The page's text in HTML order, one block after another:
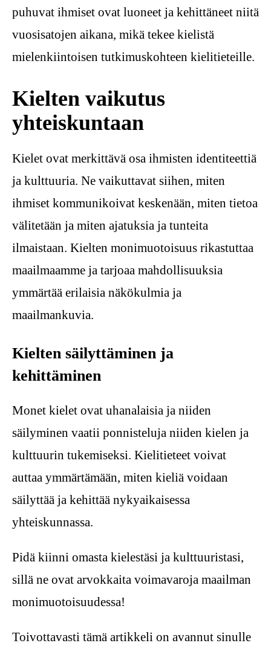
puhuvat ihmiset ovat luoneet ja kehittäneet niitä
vuosisatojen aikana, mikä tekee kielistä
mielenkiintoisen tutkimuskohteen kielitieteille.
Kielten vaikutus
yhteiskuntaan
Kielet ovat merkittävä osa ihmisten identiteettiä
ja kulttuuria. Ne vaikuttavat siihen, miten
ihmiset kommunikoivat keskenään, miten tietoa
välitetään ja miten ajatuksia ja tunteita
ilmaistaan. Kielten monimuotoisuus rikastuttaa
maailmaamme ja tarjoaa mahdollisuuksia
ymmärtää erilaisia näkökulmia ja
maailmankuvia.
Kielten säilyttäminen ja
kehittäminen
Monet kielet ovat uhanalaisia ja niiden
säilyminen vaatii ponnisteluja niiden kielen ja
kulttuurin tukemiseksi. Kielitieteet voivat
auttaa ymmärtämään, miten kieliä voidaan
säilyttää ja kehittää nykyaikaisessa
yhteiskunnassa.
Pidä kiinni omasta kielestäsi ja kulttuuristasi,
sillä ne ovat arvokkaita voimavaroja maailman
monimuotoisuudessa!
Toivottavasti tämä artikkeli on avannut sinulle